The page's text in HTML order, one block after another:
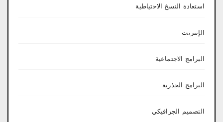
استعادة النسخ الاحتياطية
الإنترنت
البرامج الاجتماعية
البرامج الجذرية
التصميم الجرافيكي